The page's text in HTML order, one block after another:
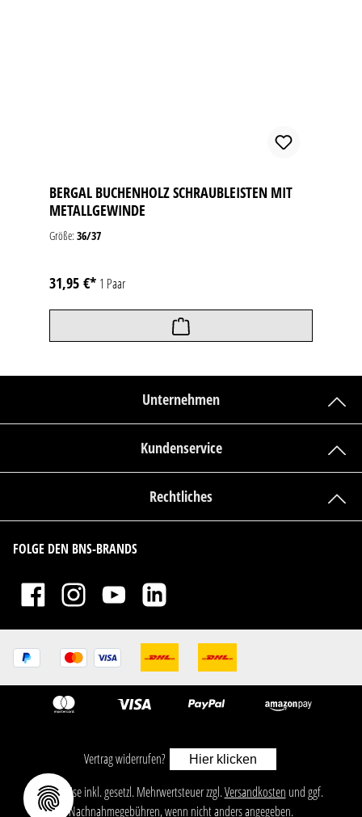
BERGAL BUCHENHOLZ SCHRAUBLEISTEN MIT
METALLGEWINDE
Größe: 36/37
31,95 €* 1 Paar
Unternehmen
Kundenservice
Rechtliches
FOLGE DEN BNS-BRANDS
Vertrag widerrufen? Hier klicken
ㅤㅤㅤㅤㅤ‎‎‎‎‎Alle Preise inkl. gesetzl. Mehrwertsteuer zzgl.Versandkosten und ggf.
Nachnahmegebühren, wenn nicht anders angegeben.